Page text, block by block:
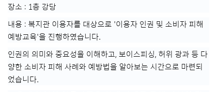
장소 : 1층 강당
내용 : 복지관 이용자를 대상으로 '이용자 인권 및 소비자 피해
예방교육'을 진행하였습니다.
인권의 의미와 중요성을 이해하고, 보이스피싱, 허위 광과 등 다
양한 소비자 피해 사례와 예방법을 알아보는 시간으로 마련되
었습니다.